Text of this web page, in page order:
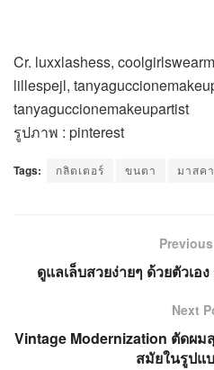
Cr. luxxlashess,
lillespejl,
tanyaguccionemakeupartist
รูปภาพ : pinterest
Tags: กลิตเตอร์ ขนตา มาสค
ดูแลเล็บสวยง่ายๆ ด้วยตัวเอ
Next
Vintage Modernization ตัดผ
สมัยในรูปแ